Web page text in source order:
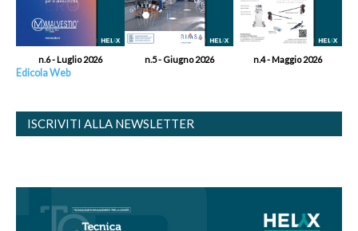
n.6 - Luglio 2026 n.5 - Giugno 2026 n.4 - Maggio 2026
Edicola Web
ISCRIVITI ALLA NEWSLETTER